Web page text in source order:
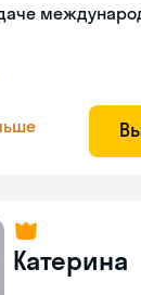
Катерина